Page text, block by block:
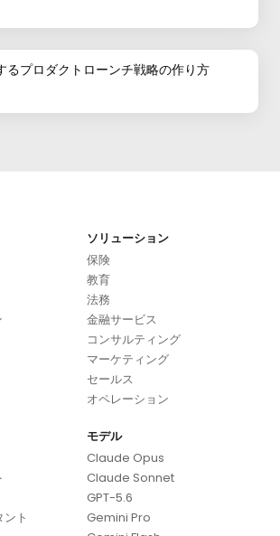
プロダクトローンチ戦略の作り方
ソリューション
保険
教育
法務
金融サービス
コンサルティング
マーケティング
セールス
オペレーション
ト
モデル
Claude Opus
Claude Sonnet
GPT-5.6
Gemini Pro